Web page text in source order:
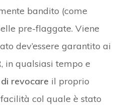
bandito (come
pre-flaggate. Viene
dev’essere garantito ai
in qualsiasi tempo e
revocare il proprio
facilità col quale è stato